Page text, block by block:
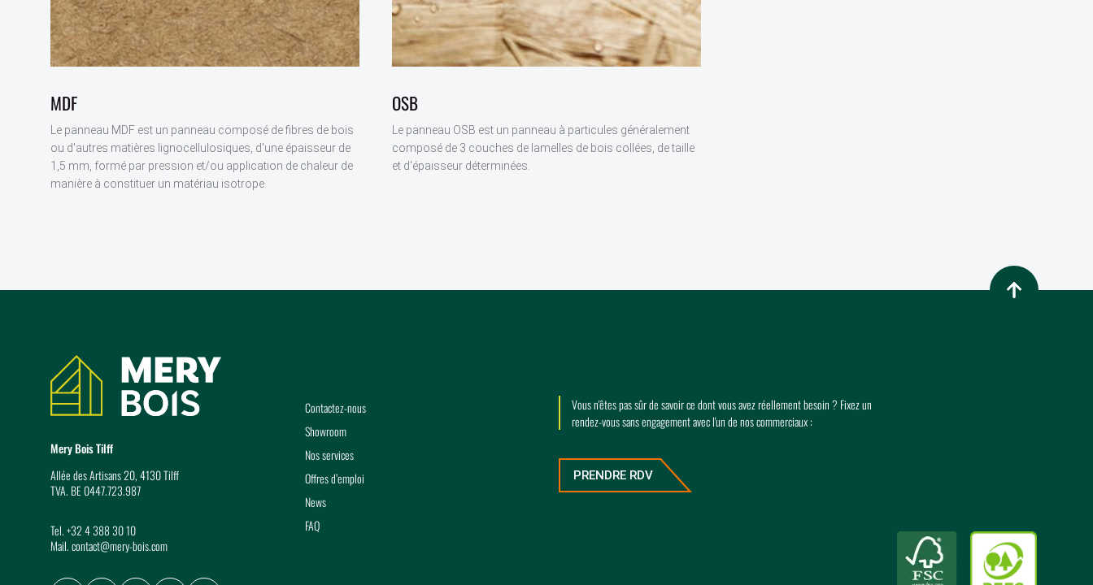
MDF
Le panneau MDF est un panneau composé de fibres de bois
ou d'autres matières lignocellulosiques, d'une épaisseur de
1,5 mm, formé par pression et/ou application de chaleur de
manière à constituer un matériau isotrope.
OSB
Le panneau OSB est un panneau à particules généralement
composé de 3 couches de lamelles de bois collées, de taille
et d'épaisseur déterminées.
Coordonnées
Mery Bois Tilff
Allée des Artisans 20, 4130 Tilff
TVA. BE 0447.723.987
Tel.+32 4 388 30 10
Mail.contact@mery-bois.com
Contactez-nous
Showroom
Nos services
Offres d’emploi
News
FAQ
Vous n'êtes pas sûr de savoir ce dont vous avez réellement besoin ? Fixez un
rendez-vous sans engagement avec l'un de nos commerciaux :
PRENDRE RDV
Retour en haut de